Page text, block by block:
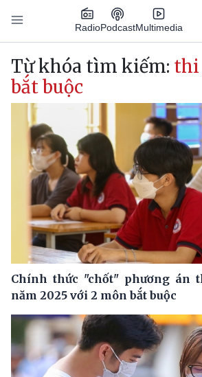
Nhảy đến nội dung
RadioPodcastMultimedia
Main navigation
Từ khóa tìm kiếm: thi
bắt buộc
Chính thức "chốt" phương án
năm 2025 với 2 môn bắt buộc